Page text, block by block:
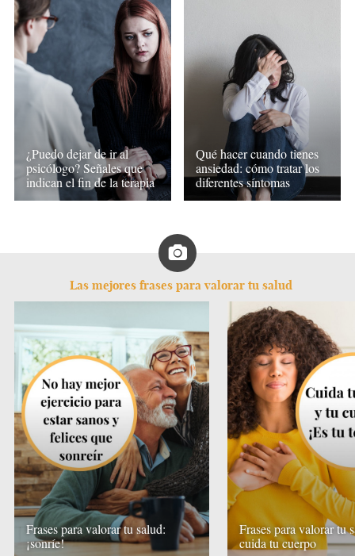
¿Puedo dejar de ir al
psicólogo? Señales que
indican el fin de la terapia
Qué hacer cuando tienes
ansiedad: cómo tratar los
diferentes síntomas
Las mejores frases para valorar tu salud
Frases para valorar tu salud:
¡sonríe!
Frases para valorar tu
cuida tu cuerpo